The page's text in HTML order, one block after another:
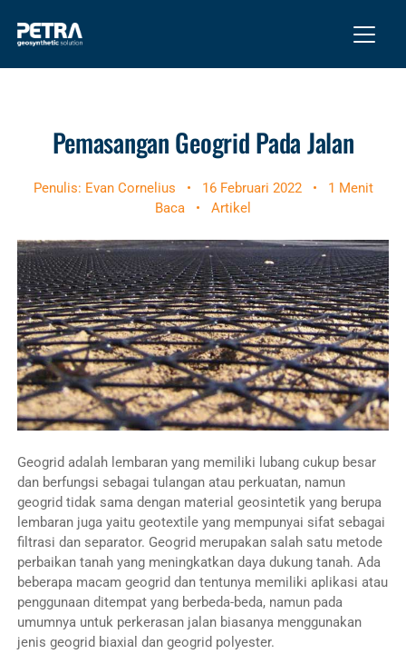
Pemasangan Geogrid Pada Jalan
Penulis: Evan Cornelius • 16 Februari 2022 •
1 Menit
Baca
• Artikel
Geogrid adalah lembaran yang memiliki lubang cukup besar
dan berfungsi sebagai tulangan atau perkuatan, namun
geogrid tidak sama dengan material geosintetik yang berupa
lembaran juga yaitu geotextile yang mempunyai sifat sebagai
filtrasi dan separator. Geogrid merupakan salah satu metode
perbaikan tanah yang meningkatkan daya dukung tanah. Ada
beberapa macam geogrid dan tentunya memiliki aplikasi atau
penggunaan ditempat yang berbeda-beda, namun pada
umumnya untuk perkerasan jalan biasanya menggunakan
jenis geogrid biaxial dan geogrid polyester.